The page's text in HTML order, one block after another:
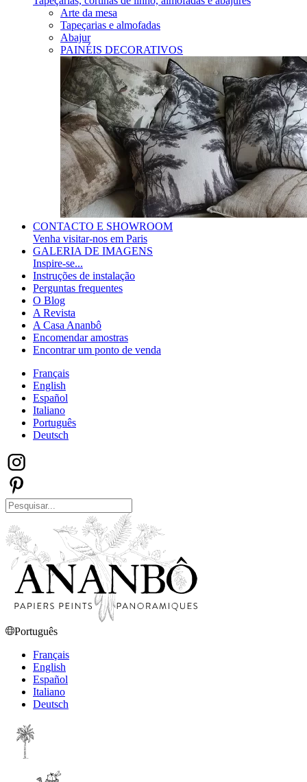
Arte da mesa
Tapeçarias e almofadas
Abajur
PAINÉIS DECORATIVOS
CONTACTO E SHOWROOM
Venha visitar-nos em Paris
GALERIA DE IMAGENS
Inspire-se...
Instruções de instalação
Perguntas frequentes
O Blog
A Revista
A Casa Ananbô
Encomendar amostras
Encontrar um ponto de venda
Français
English
Español
Italiano
Português
Deutsch
Português
Français
English
Español
Italiano
Deutsch